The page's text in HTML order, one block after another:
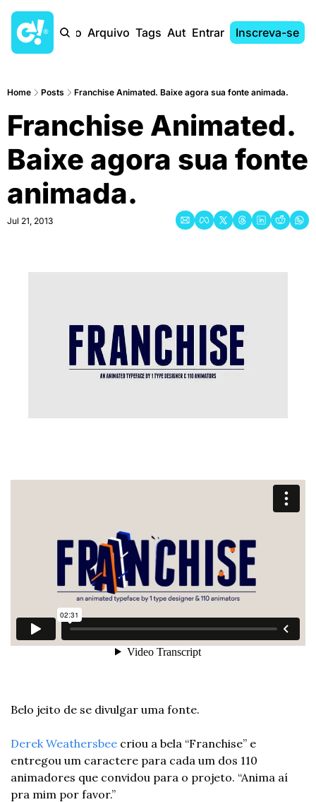
Início Arquivo Tags AutoresEntrar Inscreva-se
Home Posts Franchise Animated. Baixe agora sua fonte animada.
Franchise Animated.
Baixe agora sua fonte
animada.
Jul 21, 2013
Belo jeito de se divulgar uma fonte.
Derek Weathersbee criou a bela “Franchise” e
entregou um caractere para cada um dos 110
animadores que convidou para o projeto. “Anima aí
pra mim por favor.”